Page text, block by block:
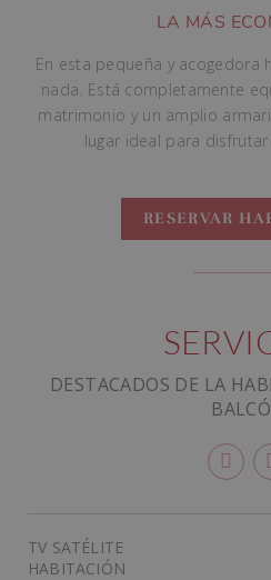
LA MÁS
En esta pequeña y acogedora
nada. Está completamente
matrimonio y un amplio
lugar ideal para disfrutar
RESERVAR
DESTACADOS DE LA
TV SATÉLITE
HABITACIÓN